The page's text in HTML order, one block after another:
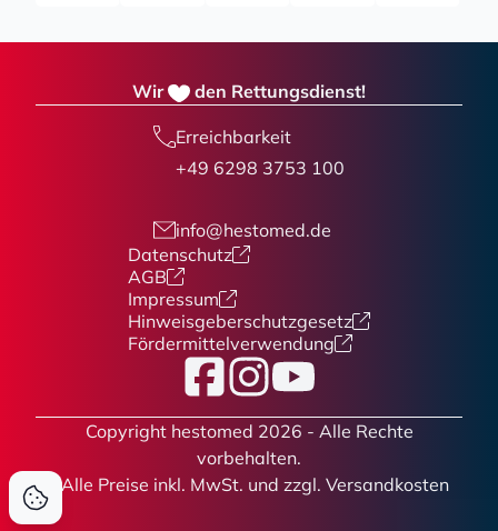
Wir den Rettungsdienst!
Erreichbarkeit
+49 6298 3753 100
info@hestomed.de
Datenschutz
AGB
Impressum
Hinweisgeberschutzgesetz
Fördermittelverwendung
FacebookInstagram
YouTube
Copyright hestomed 2026 - Alle Rechte
vorbehalten.
* Alle Preise inkl. MwSt. und zzgl. Versandkosten